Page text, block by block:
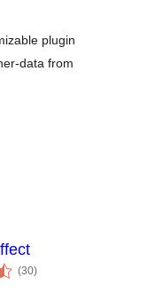
plugin
data from
(30કુલ
રેટિંગ્સ
)